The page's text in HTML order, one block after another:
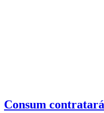
Consum